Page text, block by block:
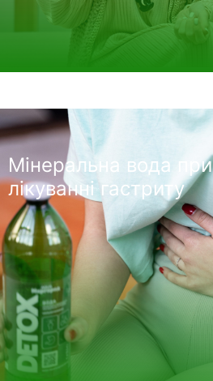
Мінеральна вода при
лікуванні гастриту